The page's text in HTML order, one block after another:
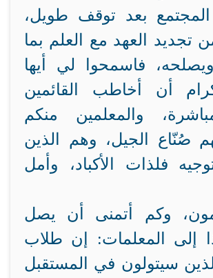
بعد توقف طويل،
تجديد العهد مع العلم بما
فاسمحوا لي أيها
أن أخاطب القائمين
والمعلمين منكم
صُنّاع الجيل، وهم الذين
فلذات الأكباد، وأمل
وكم أتمنى أن يصل
إلى المعلمات: إن طلاب
سيتولون في المستقبل